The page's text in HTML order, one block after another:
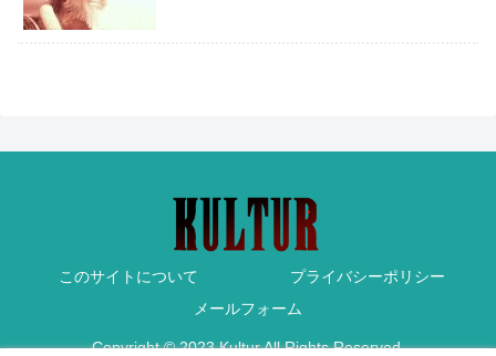
このサイトについて
プライバシーポリシー
メールフォーム
Copyright © 2023 Kultur All Rights Reserved.